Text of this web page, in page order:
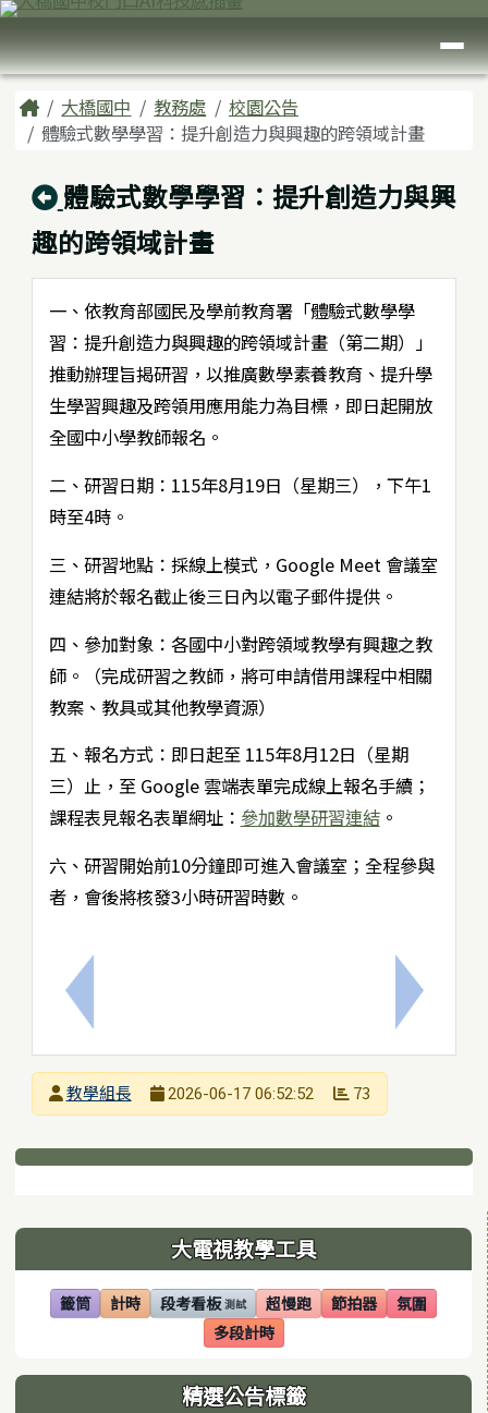
跳至主內容區
臺南市大橋國中
導覽列
主內容區域
Home大橋國中 教務處
校園公告
體驗式數學學習：提升創造力與興趣的跨領域計畫
回上頁
體驗式數學學習：提升創造力與興
趣的跨領域計畫
上一筆：115學年度台南市語文競賽簡章
一、依教育部國民及學前教育署「體驗式數學學
習：提升創造力與興趣的跨領域計畫（第二期）」
推動辦理旨揭研習，以推廣數學素養教育、提升學
生學習興趣及跨領用應用能力為目標，即日起開放
全國中小學教師報名。
二、研習日期：115年8月19日（星期三），下午1
時至4時。
三、研習地點：採線上模式，Google Meet 會議室
連結將於報名截止後三日內以電子郵件提供。
四、參加對象：各國中小對跨領域教學有興趣之教
師。（完成研習之教師，將可申請借用課程中相關
教案、教具或其他教學資源）
五、報名方式：即日起至 115年8月12日（星期
三）止，至 Google 雲端表單完成線上報名手續；
課程表見報名表單網址： 參加數學研習連結。
六、研習開始前10分鐘即可進入會議室；全程參與
者，會後將核發3小時研習時數。
下一筆：
發布者
教學組長
2026-06-17 06:52:52 73
下中區域內容
左邊區域內容 大電視教學工具
籤筒
(另開視窗)
計時
(另開視窗)段考看板 測試
(另開視窗) 超慢跑
(另開視窗)節拍器
(另開視窗)氛圍
(另開視窗)
多段計時
(另開視窗)
精選公告標籤
頁尾區域